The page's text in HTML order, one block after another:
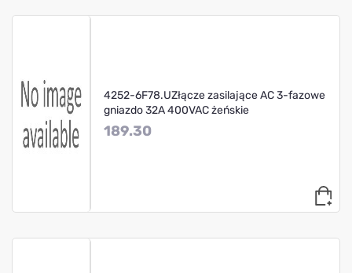
4252-6F78.UZłącze zasilające AC 3-fazowe
gniazdo 32A 400VAC żeńskie
189.30